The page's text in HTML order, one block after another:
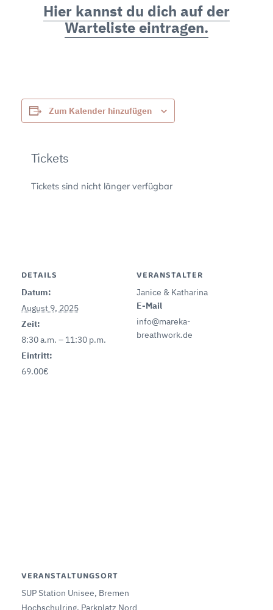
Hier kannst du dich auf der
Warteliste eintragen.
Zum Kalender hinzufügen
DETAILS
Datum:
August 9, 2025
Zeit:
8:30 a.m. – 11:30 p.m.
Eintritt:
69.00€
VERANSTALTER
Janice & Katharina
E-Mail
info@mareka-
breathwork.de
VERANSTALTUNGSORT
SUP Station Unisee, Bremen
Hochschulring, Parkplatz Nord
Tickets
Tickets sind nicht länger verfügbar